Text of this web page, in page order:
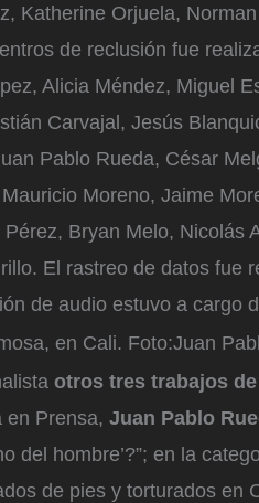
Katherine Orjuela,
de reclusión fue
Alicia Méndez, Miguel
Carvajal, Jesús
Pablo Rueda, César
Moreno, Jaime
Bryan Melo, Nicolás
El rastreo de datos fue
de audio estuvo a cargo
en Cali. Foto:Juan
otros tres trabajos
en Prensa, Juan Pablo
del hombre’?”; en la
de pies y torturados en